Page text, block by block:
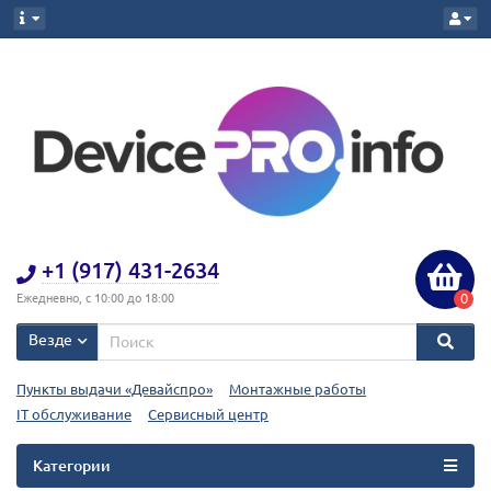
+1 (917) 431-2634
Ежедневно, с 10:00 до 18:00 0
Везде
Пункты выдачи «Девайспро»
Монтажные работы
IT обслуживание
Сервисный центр
Категории